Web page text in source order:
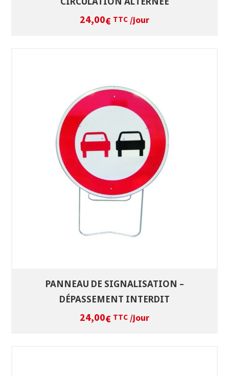
24,00€ TTC /jour
SÉLECTIONNEZ LES DATES
VOIR LE PRODUIT
PANNEAU DE SIGNALISATION –
DÉPASSEMENT INTERDIT
24,00€ TTC /jour